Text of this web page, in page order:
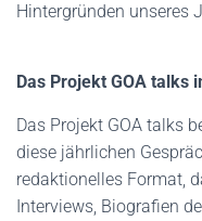
Hintergründen unseres
Das Projekt GOA talks
Das Projekt GOA talks
diese jährlichen
redaktionelles Format,
Interviews, Biografien